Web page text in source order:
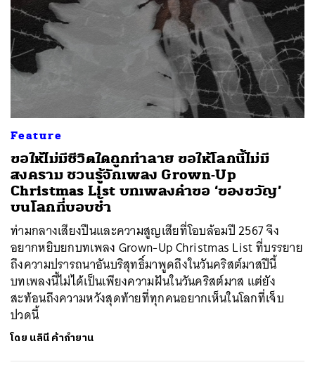
Feature
ขอให้ไม่มีชีวิตใดถูกทำลาย ขอให้โลกนี้ไม่มี
สงคราม ชวนรู้จักเพลง Grown-Up
Christmas List บทเพลงคำขอ ‘ของขวัญ’
บนโลกที่บอบช้ำ
ท่ามกลางเสียงปืนและความสูญเสียที่โอบล้อมปี 2567 จึง
อยากหยิบยกบทเพลง Grown-Up Christmas List ที่บรรยาย
ถึงความปรารถนาอันบริสุทธิ์มาพูดถึงในวันคริสต์มาสปีนี้
บทเพลงนี้ไม่ได้เป็นเพียงความฝันในวันคริสต์มาส แต่ยัง
สะท้อนถึงความหวังสุดท้ายที่ทุกคนอยากเห็นในโลกที่เจ็บ
ปวดนี้
โดย นลินี ค้ากำยาน
ค้นหา
EMAIL